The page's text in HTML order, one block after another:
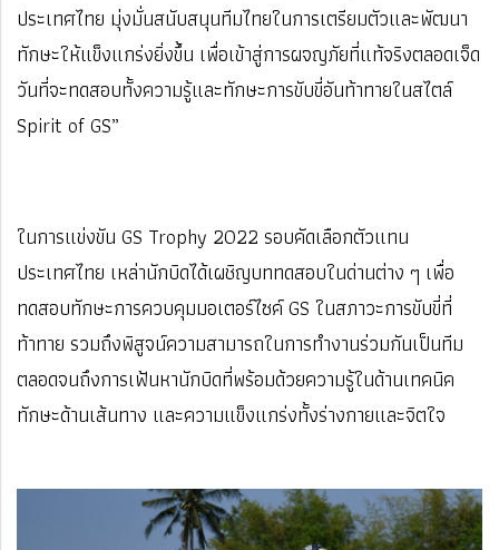
ประเทศไทย มุ่งมั่นสนับสนุนทีมไทยในการเตรียมตัวและพัฒนา
ทักษะให้แข็งแกร่งยิ่งขึ้น เพื่อเข้าสู่การผจญภัยที่แท้จริงตลอดเจ็ด
วันที่จะทดสอบทั้งความรู้และทักษะการขับขี่อันท้าทายในสไตล์
Spirit of GS”
ในการแข่งขัน GS Trophy 2022 รอบคัดเลือกตัวแทน
ประเทศไทย เหล่านักบิดได้เผชิญบททดสอบในด่านต่าง ๆ เพื่อ
ทดสอบทักษะการควบคุมมอเตอร์ไซค์ GS ในสภาวะการขับขี่ที่
ท้าทาย รวมถึงพิสูจน์ความสามารถในการทำงานร่วมกันเป็นทีม
ตลอดจนถึงการเฟ้นหานักบิดที่พร้อมด้วยความรู้ในด้านเทคนิค
ทักษะด้านเส้นทาง และความแข็งแกร่งทั้งร่างกายและจิตใจ